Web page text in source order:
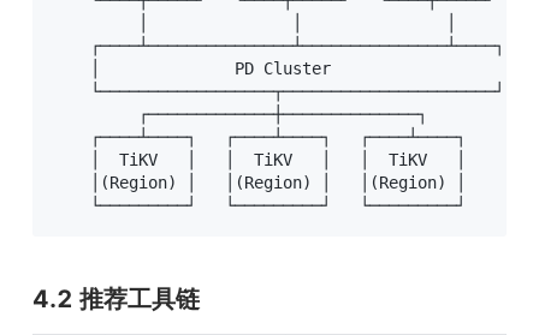
    ┌────┴───────────────┴───────────────┴────┐
│              PD Cluster                  │
    └──────────────────┬──────────────────────┘
         ┌─────────────┼──────────────┐
    ┌────┴────┐   ┌────┴────┐   ┌────┴────┐
│  TiKV   │   │  TiKV   │   │  TiKV   │    (存
    │(Region) │   │(Region) │   │(Region) │
    └─────────┘   └─────────┘   └─────────┘
4.2 推荐工具链